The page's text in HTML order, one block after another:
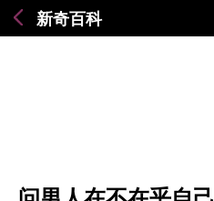
新奇百科